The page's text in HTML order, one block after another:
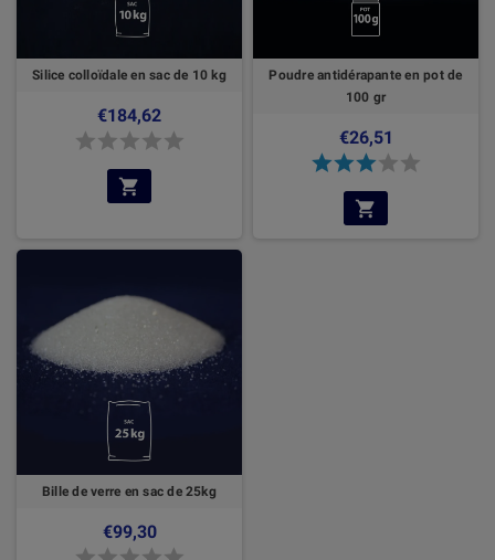
Silice colloïdale en sac de 10 kg
€184,62
Poudre antidérapante en pot de
100 gr
€26,51
Bille de verre en sac de 25kg
€99,30